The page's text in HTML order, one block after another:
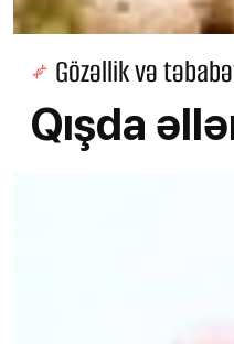
Gözəllik və
Qışda